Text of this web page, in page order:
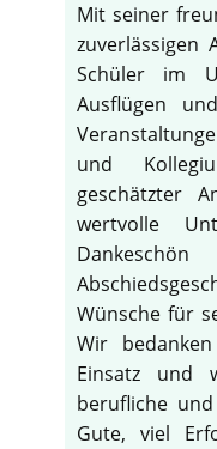
Mit seiner
zuverlässigen
Schüler im
Ausflügen
und
geschätzter
wertvolle
Wünsche für
Wir
Einsatz und
berufliche
Gute, viel